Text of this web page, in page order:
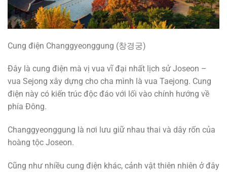
Cung điện Changgyeonggung (창경궁)
Đây là cung điện mà vị vua vĩ đại nhất lịch sử Joseon –
vua Sejong xây dựng cho cha mình là vua Taejong. Cung
điện này có kiến trúc độc đáo với lối vào chính hướng về
phía Đông.
Changgyeonggung là nơi lưu giữ nhau thai và dây rốn của
hoàng tộc Joseon.
Cũng như nhiều cung điện khác, cảnh vật thiên nhiên ở đây